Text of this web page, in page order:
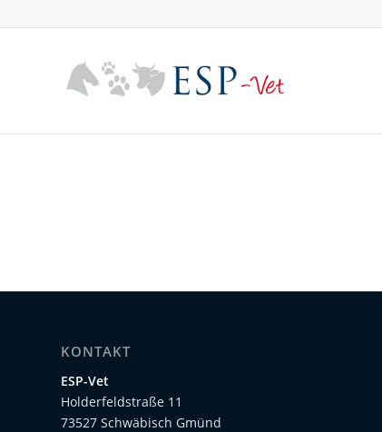
KONTAKT
ESP-Vet
Holderfeldstraße 11
73527 Schwäbisch Gmünd